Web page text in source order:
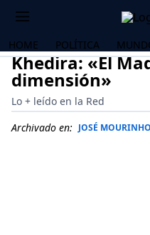
HOME POLÍTICA
Khedira: «El
dimensión»
Lo + leído en la Red
Archivado en: JOSÉ MOURINHO